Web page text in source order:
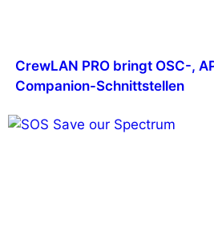
CrewLAN PRO bringt OSC-,
Companion-Schnittstellen